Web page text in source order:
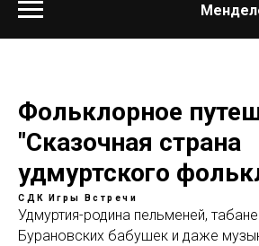
Фольклорное
"Сказочная страна
удмуртского
СДК Игры Встречи
Удмуртия-родина пельменей,
Бурановских бабушек и даже